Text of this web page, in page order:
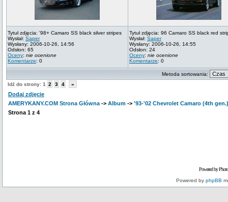
Tytuł zdjęcia: '98+ Camaro SS black silver stripes
Wysłał: Saper
Wysłany: 2006-10-26, 14:56
Odsłon: 65
Oceny: nie ocenione
Komentarze: 0
Tytuł zdjęcia: 96 Camaro SS black red
Wysłał: Saper
Wysłany: 2006-10-26, 14:55
Odsłon: 24
Oceny: nie ocenione
Komentarze: 0
Metoda sortowania:
Idź do strony: 1 2 3 4 »
Dodaj zdjęcie
AMERYKANY.COM Strona Główna -> Album -> '93-'02 Chevrolet Camaro (4th gen.)
Strona 1 z 4
Powered by
Powered by phpBB